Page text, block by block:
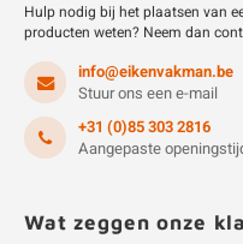
Hulp nodig bij het plaatsen van
producten weten? Neem dan
info@eikenvakman.be
Stuur ons een e-mail
+31 (0)85 303 2816
Aangepaste
Wat zeggen onze